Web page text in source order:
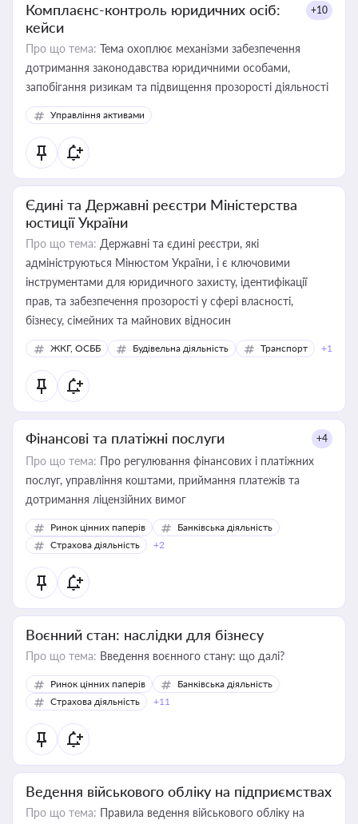
Комплаєнс-контроль юридичних осіб:
кейси
+10
Про що тема: Тема охоплює механізми забезпечення
дотримання законодавства юридичними особами,
запобігання ризикам та підвищення прозорості діяльності
Управління активами
Єдині та Державні реєстри Міністерства
юстиції України
Про що тема: Державні та єдині реєстри, які
адмініструються Мінюстом України, і є ключовими
інструментами для юридичного захисту, ідентифікації
прав, та забезпечення прозорості у сфері власності,
бізнесу, сімейних та майнових відносин
ЖКГ, ОСББ Будівельна діяльність Транспорт +1
Фінансові та платіжні послуги +4
Про що тема: Про регулювання фінансових і платіжних
послуг, управління коштами, приймання платежів та
дотримання ліцензійних вимог
Ринок цінних паперів
Банківська діяльність
Страхова діяльність
+2
Воєнний стан: наслідки для бізнесу
Про що тема: Введення воєнного стану: що далі?
Ринок цінних паперів
Банківська діяльність
Страхова діяльність
+11
Ведення військового обліку на підприємствах
Про що тема: Правила ведення військового обліку на